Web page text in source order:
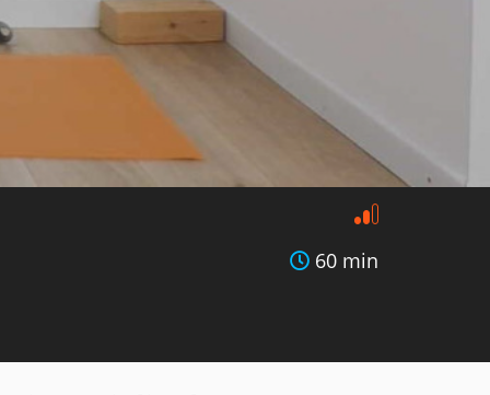
60 min